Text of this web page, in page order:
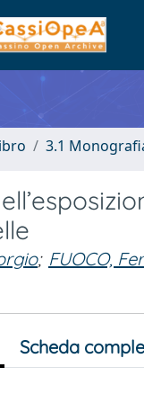
3.1
; FUOCO,
Scheda